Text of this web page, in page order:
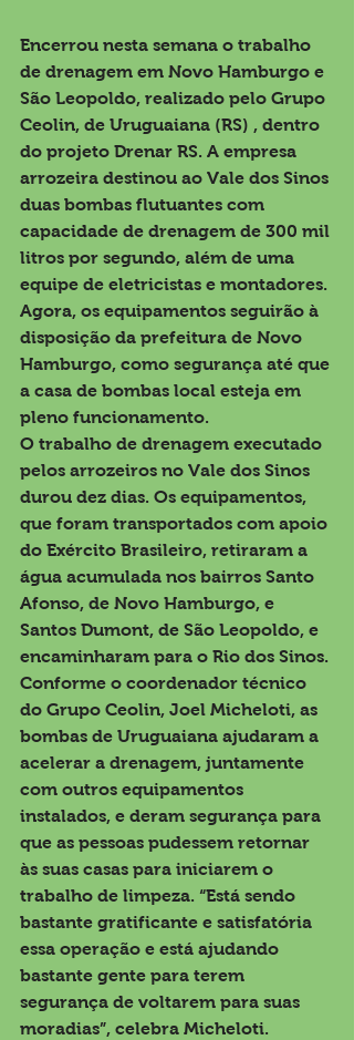
Encerrou nesta semana o trabalho
de drenagem em Novo Hamburgo e
São Leopoldo, realizado pelo Grupo
Ceolin, de Uruguaiana (RS) , dentro
do projeto Drenar RS. A empresa
arrozeira destinou ao Vale dos Sinos
duas bombas flutuantes com
capacidade de drenagem de 300 mil
litros por segundo, além de uma
equipe de eletricistas e montadores.
Agora, os equipamentos seguirão à
disposição da prefeitura de Novo
Hamburgo, como segurança até que
a casa de bombas local esteja em
pleno funcionamento.
O trabalho de drenagem executado
pelos arrozeiros no Vale dos Sinos
durou dez dias. Os equipamentos,
que foram transportados com apoio
do Exército Brasileiro, retiraram a
água acumulada nos bairros Santo
Afonso, de Novo Hamburgo, e
Santos Dumont, de São Leopoldo, e
encaminharam para o Rio dos Sinos.
Conforme o coordenador técnico
do Grupo Ceolin, Joel Micheloti, as
bombas de Uruguaiana ajudaram a
acelerar a drenagem, juntamente
com outros equipamentos
instalados, e deram segurança para
que as pessoas pudessem retornar
às suas casas para iniciarem o
trabalho de limpeza. “Está sendo
bastante gratificante e satisfatória
essa operação e está ajudando
bastante gente para terem
segurança de voltarem para suas
moradias”, celebra Micheloti.